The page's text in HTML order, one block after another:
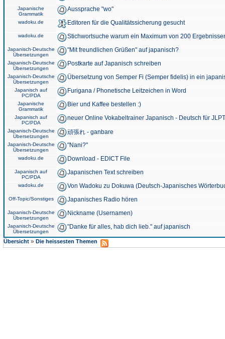
Japanische
Grammatik
Aussprache "wo"
wadoku.de Editoren für die Qualitätssicherung gesucht
wadoku.de Stichwortsuche warum ein Maximum von 200
Japanisch-Deutsche
Übersetzungen
"Mit freundlichen Grüßen" auf japanisch?
Japanisch-Deutsche
Übersetzungen
Postkarte auf Japanisch schreiben
Japanisch-Deutsche
Übersetzungen
Übersetzung von Semper Fi (Semper fidelis) in ein
Japanisch auf
PC/PDA
Furigana / Phonetische Leitzeichen in Word
Japanische
Grammatik
Bier und Kaffee bestellen :)
Japanisch auf
PC/PDA
neuer Online Vokabeltrainer Japanisch - Deutsch für
Japanisch-Deutsche
Übersetzungen
頑張れ - ganbare
Japanisch-Deutsche
Übersetzungen
"Nani?"
wadoku.de Download - EDICT File
Japanisch auf
PC/PDA
Japanischen Text schreiben
wadoku.de Von Wadoku zu Dokuwa (Deutsch-Japanisches
Off-Topic/Sonstiges Japanisches Radio hören
Japanisch-Deutsche
Übersetzungen
Nickname (Usernamen)
Japanisch-Deutsche
Übersetzungen
"Danke für alles, hab dich lieb." auf japanisch
Übersicht » Die heissesten Themen